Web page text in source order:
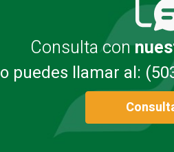
Consulta con
o puedes llamar al: